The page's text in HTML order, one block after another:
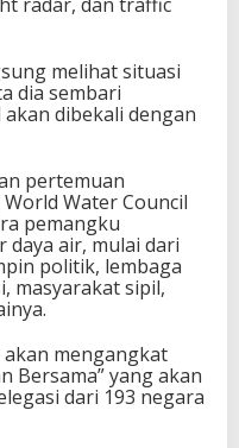
melihat situasi
dia sembari
dibekali dengan
pertemuan
Water Council
pemangku
air, mulai dari
politik, lembaga
masyarakat sipil,
mengangkat
Bersama” yang akan
dari 193 negara